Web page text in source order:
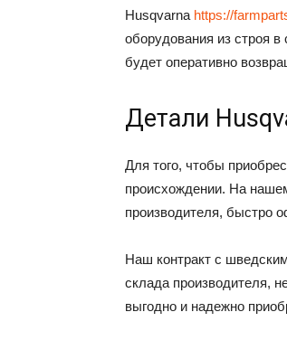
Husqvarna https://
оборудования из строя
будет оперативно
Детали
Для того, чтобы
происхождении. На
производителя, быстро
Наш контракт с
склада производителя,
выгодно и надежно